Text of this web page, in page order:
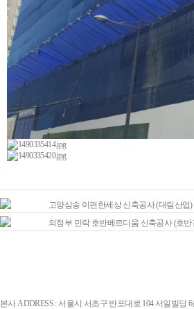
고양삼송 이편한세상 신축공사 (대림산업)
의정부 민락 호반베르디움 신축공사 (호반
본사 ADDRESS : 서울시 서초구 반포대로 104 서일빌딩